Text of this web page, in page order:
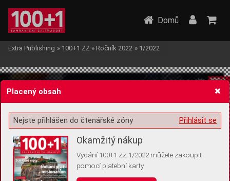
Žádost o souhlas s ukládáním volitelných informací
Domů
Extra Publishing » 100+1 ZZ » Ročník 2022 » 1/2022
Placený obsah
Přihlásit se
Nejste přihlášen do čtenářské zóny
Okamžitý nákup
Vydání 100+1 ZZ 1/2022 můžete zakoupit
pomocí platební karty